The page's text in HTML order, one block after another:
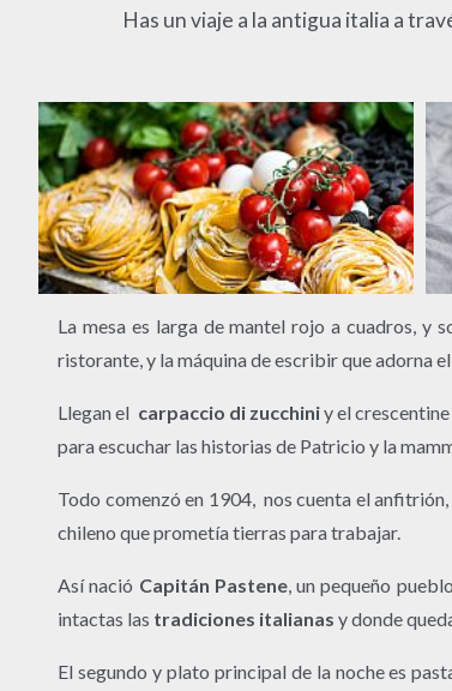
Has un viaje a la antigua italia a
La mesa es larga de mantel rojo a cuadros, y
ristorante, y la máquina de escribir que adorna el
Llegan el carpaccio di zucchiniy el
para escuchar las historias de Patricio y la
Todo comenzó en 1904, nos cuenta el
chileno que prometía tierras para trabajar.
Así nació Capitán Pastene, un pequeño
intactas las tradiciones italianas y donde
El segundo y plato principal de la noche es